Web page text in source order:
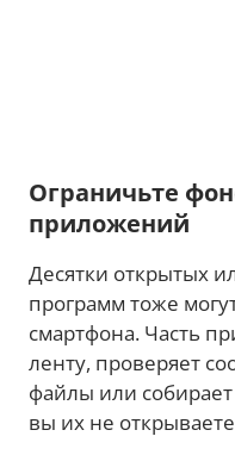
Ограничьте
приложений
Десятки открытых
программ тоже
смартфона. Часть
ленту, проверяет
файлы или
вы их не